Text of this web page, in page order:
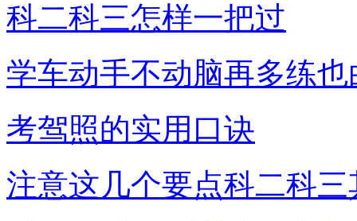
科二科三怎样一把过
学车动手不动脑再多练也
考驾照的实用口诀
注意这几个要点科二科